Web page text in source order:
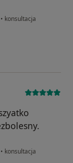
• konsultacja
• konsultacja